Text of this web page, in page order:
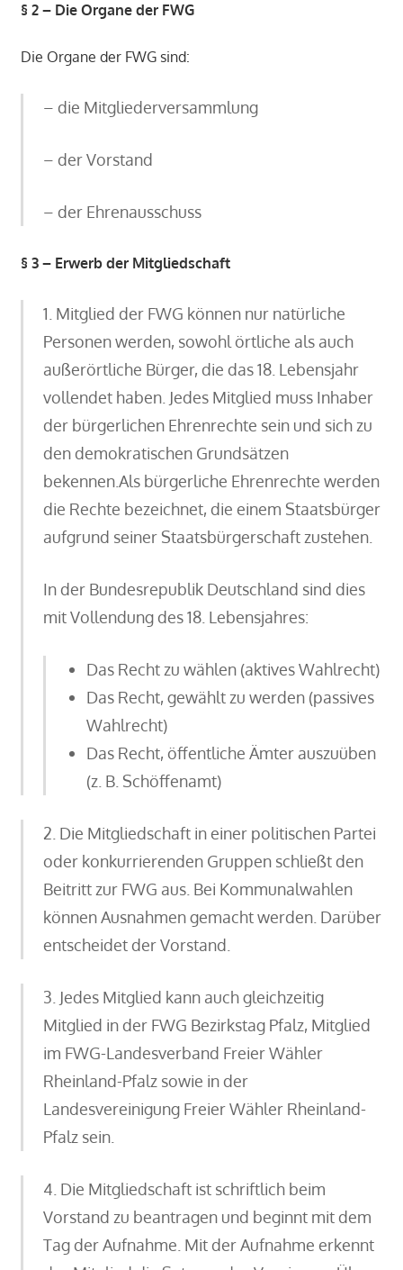
§ 2 – Die Organe der FWG
Die Organe der FWG sind:
– die Mitgliederversammlung
– der Vorstand
– der Ehrenausschuss
§ 3 – Erwerb der Mitgliedschaft
1. Mitglied der FWG können nur natürliche
Personen werden, sowohl örtliche als auch
außerörtliche Bürger, die das 18. Lebensjahr
vollendet haben. Jedes Mitglied muss Inhaber
der bürgerlichen Ehrenrechte sein und sich zu
den demokratischen Grundsätzen
bekennen.Als bürgerliche Ehrenrechte werden
die Rechte bezeichnet, die einem Staatsbürger
aufgrund seiner Staatsbürgerschaft zustehen.
In der Bundesrepublik Deutschland sind dies
mit Vollendung des 18. Lebensjahres:
Das Recht zu wählen (aktives Wahlrecht)
Das Recht, gewählt zu werden (passives
Wahlrecht)
Das Recht, öffentliche Ämter auszuüben
(z. B. Schöffenamt)
2. Die Mitgliedschaft in einer politischen Partei
oder konkurrierenden Gruppen schließt den
Beitritt zur FWG aus. Bei Kommunalwahlen
können Ausnahmen gemacht werden. Darüber
entscheidet der Vorstand.
3. Jedes Mitglied kann auch gleichzeitig
Mitglied in der FWG Bezirkstag Pfalz, Mitglied
im FWG-Landesverband Freier Wähler
Rheinland-Pfalz sowie in der
Landesvereinigung Freier Wähler Rheinland-
Pfalz sein.
4. Die Mitgliedschaft ist schriftlich beim
Vorstand zu beantragen und beginnt mit dem
Tag der Aufnahme. Mit der Aufnahme erkennt